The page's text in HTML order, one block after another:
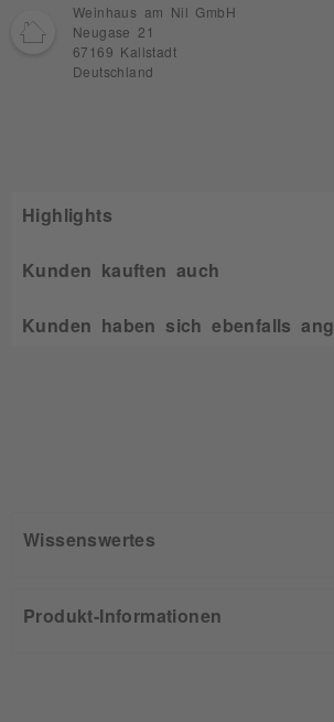
Weinhaus am Nil GmbH
Neugase 21
67169 Kallstadt
Deutschland
Highlights
Kunden kauften auch
Kunden haben sich ebenfalls
Wissenswertes
Produkt-Informationen